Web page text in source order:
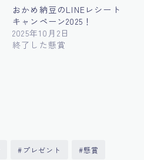
おかめ納豆のLINEレシート
キャンペーン2025！
2025年10月2日
終了した懸賞
#プレゼント #懸賞